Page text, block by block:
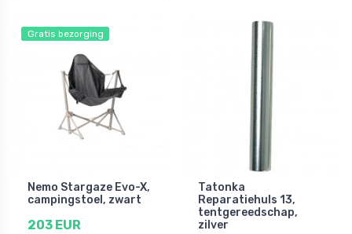
Gratis bezorging
Nemo Stargaze Evo-X,
campingstoel, zwart
203 EUR
Tatonka
Reparatiehuls 13,
tentgereedschap,
zilver